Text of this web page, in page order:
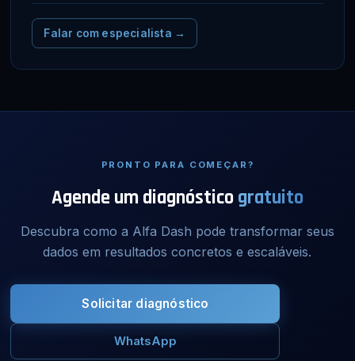
Falar com especialista →
PRONTO PARA COMEÇAR?
Agende um diagnóstico gratuito
Descubra como a Alfa Dash pode transformar seus
dados em resultados concretos e escaláveis.
Solicitar diagnóstico
WhatsApp